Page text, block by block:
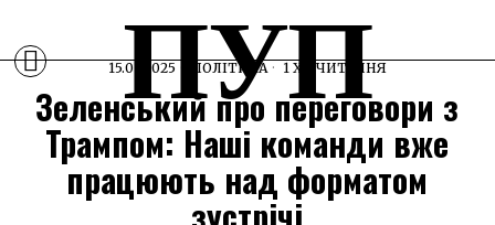
ПУП
15.01.2025 ПОЛІТИКА 1 ХВ ЧИТАННЯ
Зеленський про переговори з
Трампом: Наші команди вже
працюють над форматом